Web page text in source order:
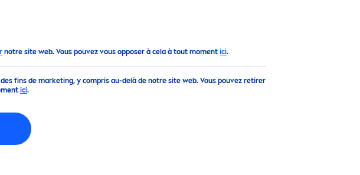
notre site web. Vous pouvez vous opposer à cela à tout momentici.
fins de marketing, y compris au-delà de notre site web. Vous pouvez retirer
ici.